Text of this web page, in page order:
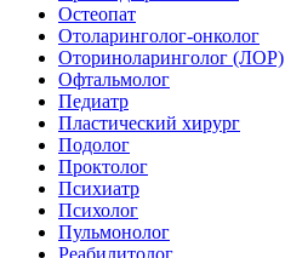
Остеопат
Отоларинголог-онколог
Оториноларинголог (ЛОР)
Офтальмолог
Педиатр
Пластический хирург
Подолог
Проктолог
Психиатр
Психолог
Пульмонолог
Реабилитолог